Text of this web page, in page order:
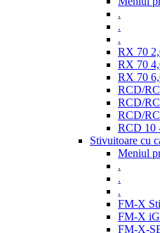
.
.
.
RX 70
RX 70
RX 70
RCD/
RCD/
RCD/
RCD 10
Stivuitoare cu
Meniul
.
.
.
FM-X
FM-X
FM-X-